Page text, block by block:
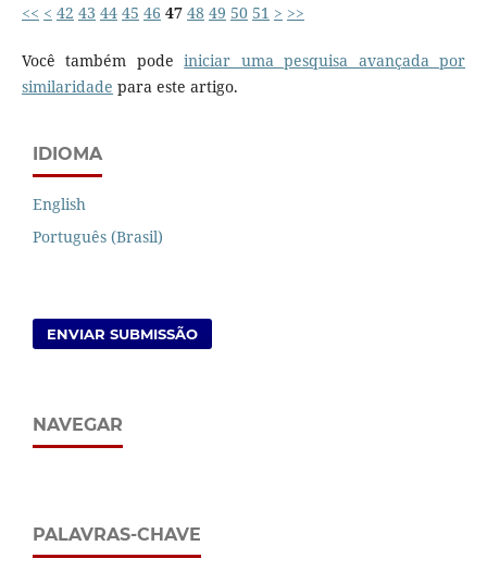
<< < 42 43 44 45 46 47 48 49 50 51 > >>
Você também podeiniciar uma pesquisa avançada por
similaridade para este artigo.
IDIOMA
English
Português (Brasil)
ENVIAR SUBMISSÃO
NAVEGAR
PALAVRAS-CHAVE